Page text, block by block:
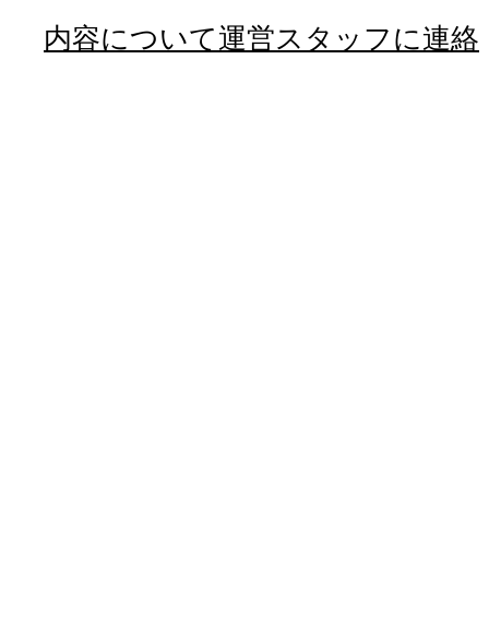
内容について運営スタッフに連絡